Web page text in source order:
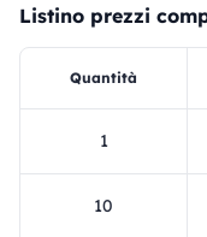
Listino prezzi
Quantità
1
10